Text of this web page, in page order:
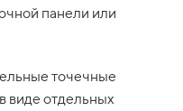
панели или
точечные
виде отдельных